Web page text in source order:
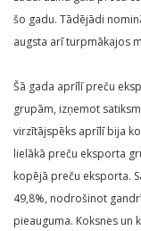
šo gadu. Tādējādi
augsta arī turpmākajos
Šā gada aprīlī preču
grupām, izņemot
virzītājspēks aprīlī bija
lielākā preču eksporta
kopējā preču eksporta.
49,8%, nodrošinot
pieauguma. Koksnes un